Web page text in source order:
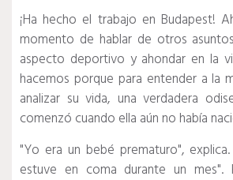
¡Ha hecho el trabajo en Budapest!
momento de hablar de otros
aspecto deportivo y ahondar en la
hacemos porque para entender a la
analizar su vida, una verdadera
comenzó cuando ella aún no había
"Yo era un bebé prematuro", explica.
estuve en coma durante un mes".